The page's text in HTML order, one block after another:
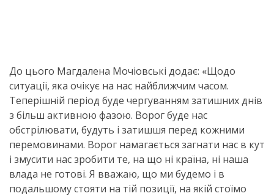
До цього Магдалена Мочіовські додає: «Щодо
ситуації, яка очікує на нас найближчим часом.
Теперішній період буде чергуванням затишних днів
з більш активною фазою. Ворог буде нас
обстрілювати, будуть і затишшя перед кожними
перемовинами. Ворог намагається загнати нас в кут
і змусити нас зробити те, на що ні країна, ні наша
влада не готові. Я вважаю, що ми будемо і в
подальшому стояти на тій позиції, на якій стоїмо